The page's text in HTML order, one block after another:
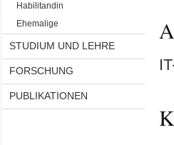
Habilitandin
Ehemalige
STUDIUM UND LEHRE
FORSCHUNG
PUBLIKATIONEN